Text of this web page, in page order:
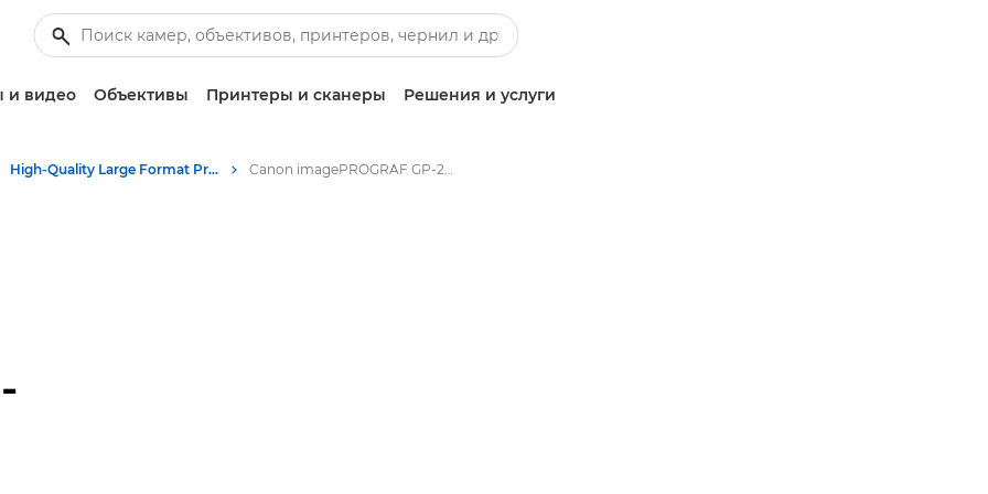
и видео Объективы Принтеры и сканеры Решения и услуги
High-Quality Large Format Printers for CAD/GIS and Stunning Graphics Canon imagePROGRAF GP-2600S: высокоточная широкоформатная печать